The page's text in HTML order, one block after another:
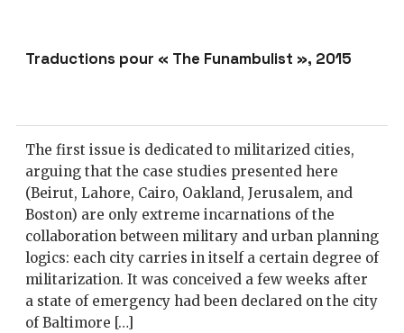
Traductions pour « The Funambulist », 2015
The first issue is dedicated to militarized cities,
arguing that the case studies presented here
(Beirut, Lahore, Cairo, Oakland, Jerusalem, and
Boston) are only extreme incarnations of the
collaboration between military and urban planning
logics: each city carries in itself a certain degree of
militarization. It was conceived a few weeks after
a state of emergency had been declared on the city
of Baltimore […]